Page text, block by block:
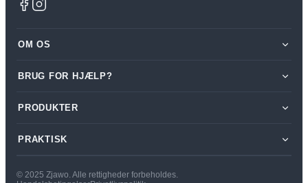
OM OS
Om os
Min konto
BRUG FOR HJÆLP?
Skriv til os på
Kontakt os
PRODUKTER
Vores produkter
PRAKTISK
Handelsbetingelser
© 2025 Zjawo. Alle rettigheder forbeholdes.